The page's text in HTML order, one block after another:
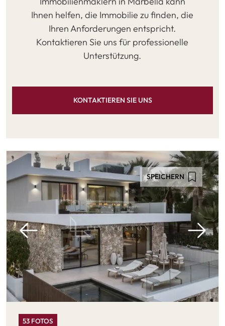
Ihnen helfen, die Immobilie zu finden, die
Ihren Anforderungen entspricht.
Kontaktieren Sie uns für professionelle
Unterstützung.
KONTAKTIEREN SIE UNS
SPEICHERN
53 FOTOS